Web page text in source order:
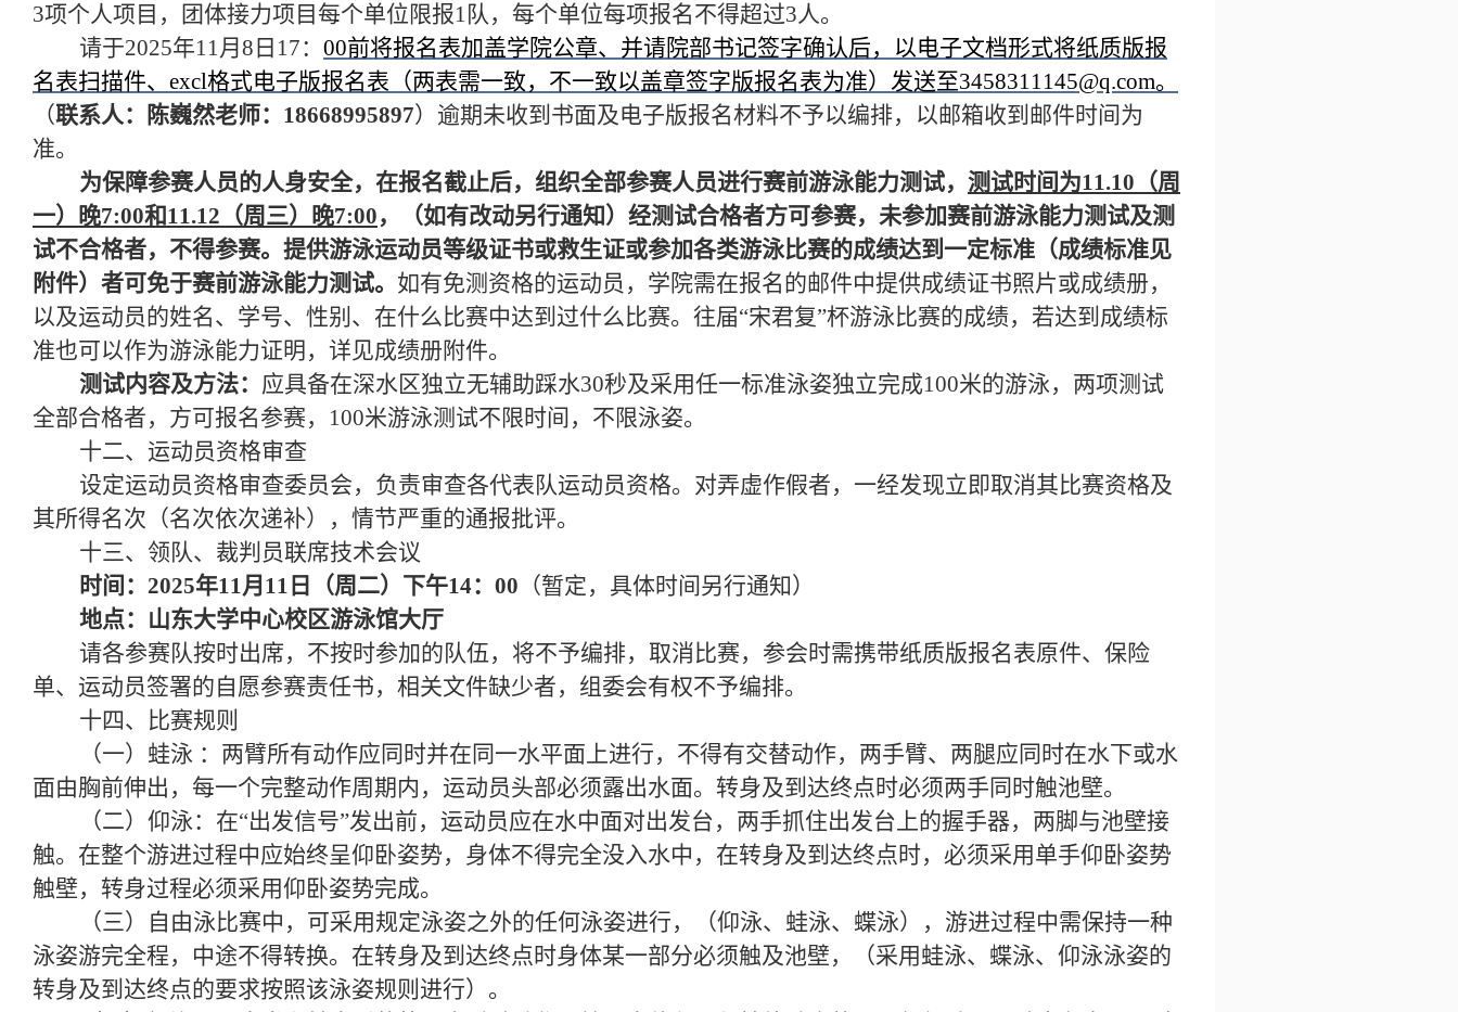
3项个人项目，团体接力项目每个单位限报1队，每个单位每项报名不得超过3人。
请于2025年11月 8 日17： 00前将报名表加盖学院公章、并请院部书记签字确认后，以电子文档形式将纸质版报
名表扫描件、excl格式电子版报名表（两表需一致，不一致以盖章签字版报名表为准）发送至3458311145@q.com。
（联系人：陈巍然老师：18668995897） 逾期未收到书面及电子版报名材料不予以编排，以邮箱收到邮件时间为
准。
为保障参赛人员的人身安全，在报名截止后，组织全部参赛人员进行赛前游泳能力测试， 测试时间为11.10（周
一）晚7:00和11.12（周三）晚7:00，（如有改动另行通知）经测试合格者方可参赛，未参加赛前游泳能力测试及测
试不合格者，不得参赛。提供游泳运动员等级证书或救生证或参加各类游泳比赛的成绩达到一定标准（成绩标准见
附件）者可免于赛前游泳能力测试。 如有免测资格的运动员，学院需在报名的邮件中提供成绩证书照片或成绩册，
以及运动员的姓名、学号、性别、在什么比赛中达到过什么比赛。往届“宋君复”杯游泳比赛的成绩，若达到成绩标
准也可以作为游泳能力证明，详见成绩册附件。
测试内容及方法： 应具备在深水区独立无辅助踩水30秒及采用任一标准泳姿独立完成100米的游泳，两项测试
全部合格者，方可报名参赛，100米游泳测试不限时间，不限泳姿。
十二、运动员资格审查
设定运动员资格审查委员会，负责审查各代表队运动员资格。对弄虚作假者，一经发现立即取消其比赛资格及
其所得名次（名次依次递补），情节严重的通报批评。
十三、领队、裁判员联席技术会议
时间：2025年11月 11 日 （周二） 下午14： 00 （暂定，具体时间另行通知）
地点： 山东大学中心校区游泳馆大厅
请各参赛队按时出席，不按时参加的队伍，将不予编排，取消比赛，参会时需携带纸质版报名表原件、保险
单、运动员签署的自愿参赛责任书，相关文件缺少者，组委会有权不予编排。
十四、比赛规则
（一）蛙泳 ：两臂所有动作应同时并在同一水平面上进行，不得有交替动作，两手臂、两腿应同时在水下或水
面由胸前伸出，每一个完整动作周期内，运动员头部必须露出水面。转身及到达终点时必须两手同时触池壁。
（二）仰泳：在“出发信号”发出前，运动员应在水中面对出发台，两手抓住出发台上的握手器，两脚与池壁接
触。在整个游进过程中应始终呈仰卧姿势，身体不得完全没入水中，在转身及到达终点时，必须采用单手仰卧姿势
触壁，转身过程必须采用仰卧姿势完成。
（三）自由泳比赛中，可采用规定泳姿之外的任何泳姿进行，（仰泳、蛙泳、蝶泳），游进过程中需保持一种
泳姿游完全程，中途不得转换。在转身及到达终点时身体某一部分必须触及池壁，（采用蛙泳、蝶泳、仰泳泳姿的
转身及到达终点的要求按照该泳姿规则进行）。